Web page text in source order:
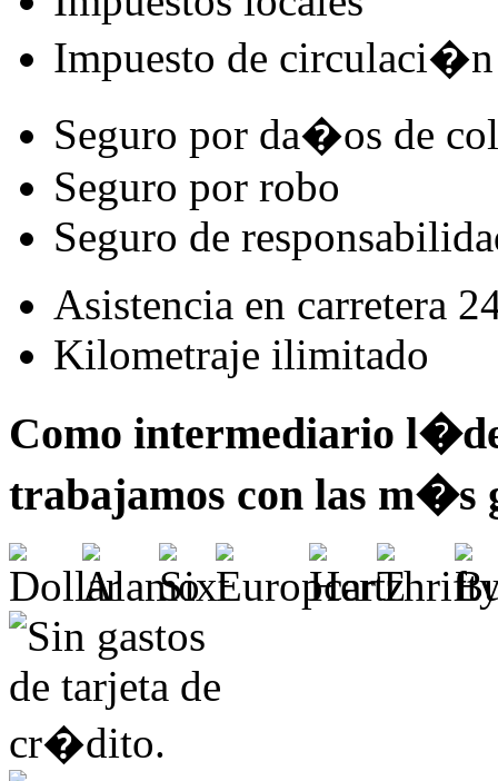
Impuesto de circulaci�n
Seguro por da�os de
Seguro por robo
Seguro de
Asistencia en carretera
Kilometraje ilimitado
Como intermediario
trabajamos con las m�s